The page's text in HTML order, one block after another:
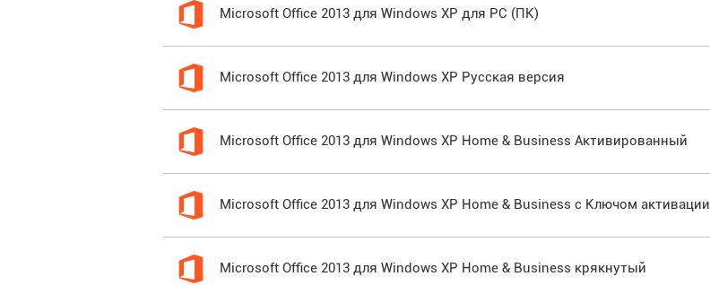
Microsoft Office 2013 для Windows XP для PC (ПК)
Microsoft Office 2013 для Windows XP Русская версия
Microsoft Office 2013 для Windows XP Home & Business Активированный
Microsoft Office 2013 для Windows XP Home & Business с Ключом активации
Microsoft Office 2013 для Windows XP Home & Business крякнутый